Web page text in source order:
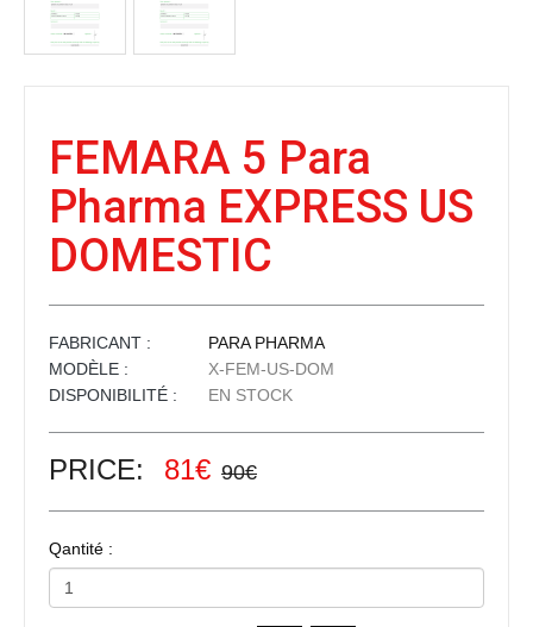
FEMARA 5 Para
Pharma EXPRESS US
DOMESTIC
FABRICANT :
PARA PHARMA
MODÈLE :
X-FEM-US-DOM
DISPONIBILITÉ :
EN STOCK
PRICE: 81€ 90€
Qantité :